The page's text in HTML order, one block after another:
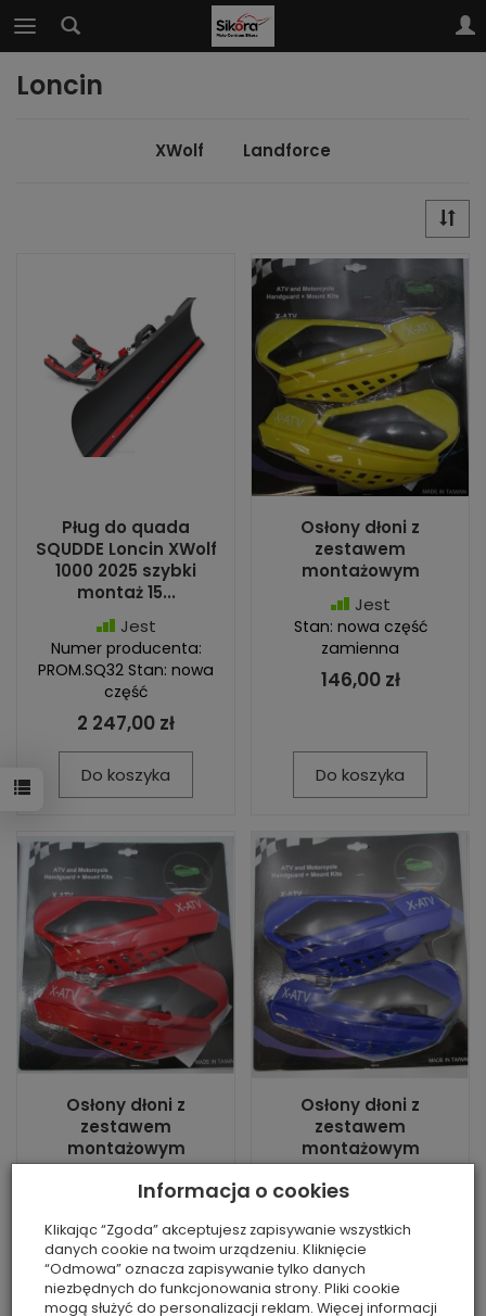
Loncin
XWolf Landforce
Pług do quada
SQUDDE Loncin XWolf
1000 2025 szybki
montaż 15...
Jest
Numer producenta:
PROM.SQ32 Stan: nowa
część
2 247,00 zł
Do koszyka
Osłony dłoni z
zestawem
montażowym
Jest
Stan: nowa część
zamienna
146,00 zł
Do koszyka
Osłony dłoni z
zestawem
montażowym
Jest
Stan: nowa część
zamienna
146,00 zł
Osłony dłoni z
zestawem
montażowym
Stan: nowa część
zamienna
146,00 zł
Informacja o cookies
Klikając “Zgoda” akceptujesz zapisywanie wszystkich
danych cookie na twoim urządzeniu. Kliknięcie
“Odmowa” oznacza zapisywanie tylko danych
niezbędnych do funkcjonowania strony. Pliki cookie
mogą służyć do personalizacji reklam. Więcej informacji